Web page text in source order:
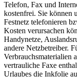
Telefon, Fax und
kostenfrei. Sie können
Festnetz telefonieren
Kosten verursachen
Handynetze,
andere Netzbetreiber.
Verbrauchsmaterialien
vertrauliche Faxe
Urlaubes die Inkfolie